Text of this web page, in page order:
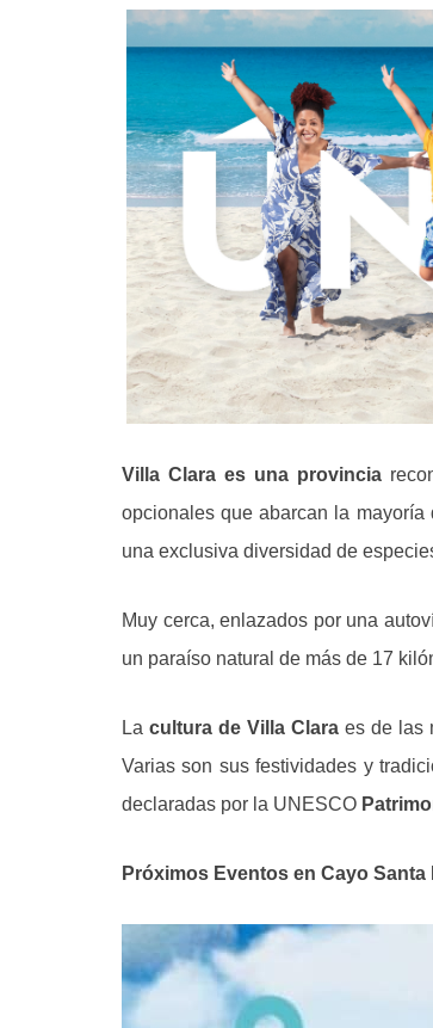
Villa Clara es una provincia
opcionales que abarcan la
una exclusiva diversidad de
Muy cerca, enlazados por una
un paraíso natural de más de 17
La cultura de Villa Clara es de las
Varias son sus festividades y
declaradas por la UNESCO
Próximos Eventos en Cayo Santa